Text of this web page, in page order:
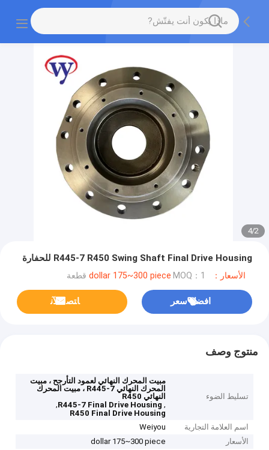
2
/
4
R445-7 R450 Swing Shaft Final Drive Housing للحفارة
الأسعار：dollar 175~300 piece MOQ：1 قطعة
افضل سعر ﺎﺘﺼﻟ ﺍﻶﻧ
منتوج وصف
تسليط الضوء
مبيت المحرك النهائي لعمود التأرجح ، مبيت
المحرك النهائي R445-7 ، مبيت المحرك
النهائي R450
,
R445-7 Final Drive Housing
,
R450 Final Drive Housing
اسم العلامة التجارية
Weiyou
الأسعار
dollar 175~300 piece